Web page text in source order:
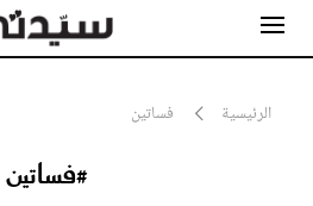
الرئيسية فساتين
#فساتين